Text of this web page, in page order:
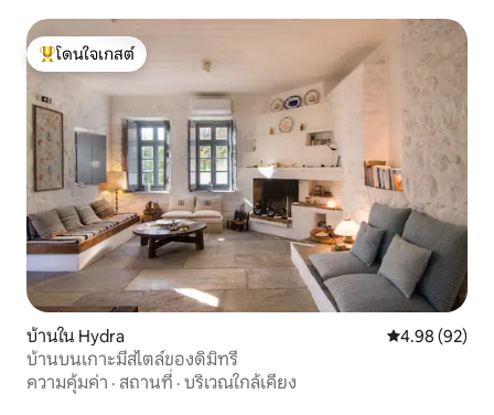
โดนใจเกสต์ที่สุด
โดนใจเกสต์
บ้านใน Hydra คะแนนเฉลี่ย
4.98 (92)
บ้านบนเกาะมีสไตล์ของดิมิทรี
ความคุ้มค่า · สถานที่ · บริเวณใกล้เคียง